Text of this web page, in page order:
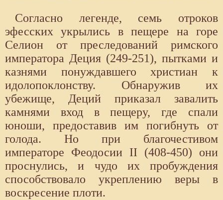
Согласно легенде, семь отроков
эфесских укрылись в пещере на горе
Селион от преследований римского
императора Деция (249-251), пытками и
казнями понуждавшего христиан к
идолопоклонству. Обнаружив их
убежище, Деций приказал завалить
камнями вход в пещеру, где спали
юноши, предоставив им погибнуть от
голода. Но при благочестивом
императоре Феодосии II (408-450) они
проснулись, и чудо их пробуждения
способствовало укреплению веры в
воскресение плоти.